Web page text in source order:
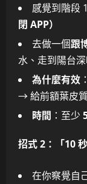
感覺到階段
閉 APP）
去做一個跟
水、走到陽台
為什麼有效
→ 給前額葉皮
時間 ：至少
招式 2：「10
在你察覺自